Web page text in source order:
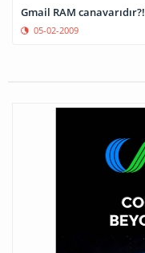
Gmail RAM canavarıdır?!
05-02-2009